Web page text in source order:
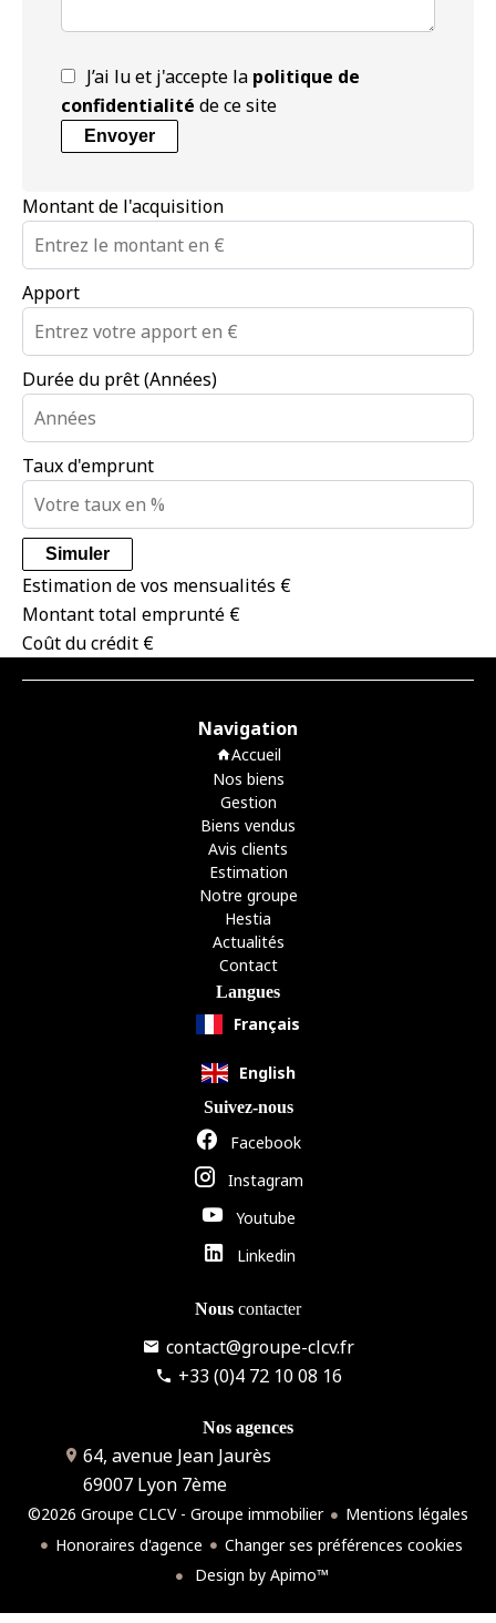
J’ai lu et j'accepte la politique de
confidentialité de ce site
Envoyer
Montant de l'acquisition
Apport
Durée du prêt (Années)
Taux d'emprunt
Simuler
Estimation de vos mensualités €
Montant total emprunté €
Coût du crédit €
Navigation
Accueil
Nos biens
Gestion
Biens vendus
Avis clients
Estimation
Notre groupe
Hestia
Actualités
Contact
Langues
Français
English
Suivez-nous
Facebook
Instagram
Youtube
Linkedin
Nous contacter
contact@groupe-clcv.fr
+33 (0)4 72 10 08 16
Nos agences
64, avenue Jean Jaurès
69007 Lyon 7ème
©2026 Groupe CLCV - Groupe immobilier
Mentions légales
Honoraires d'agence
Changer ses préférences cookies
Design by Apimo™